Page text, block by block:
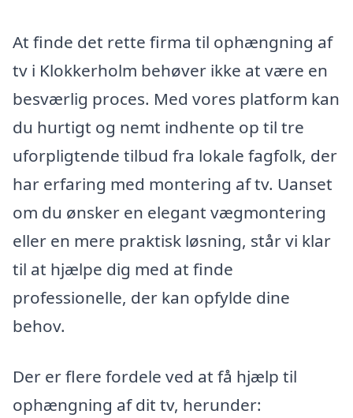
At finde det rette firma til ophængning af
tv i Klokkerholm behøver ikke at være en
besværlig proces. Med vores platform kan
du hurtigt og nemt indhente op til tre
uforpligtende tilbud fra lokale fagfolk, der
har erfaring med montering af tv. Uanset
om du ønsker en elegant vægmontering
eller en mere praktisk løsning, står vi klar
til at hjælpe dig med at finde
professionelle, der kan opfylde dine
behov.
Der er flere fordele ved at få hjælp til
ophængning af dit tv, herunder: